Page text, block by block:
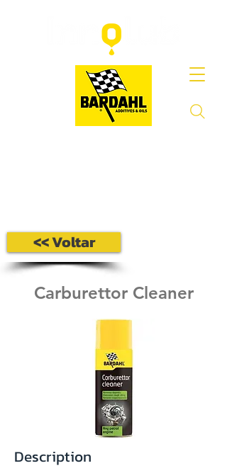
<< Voltar
Carburettor Cleaner
Description